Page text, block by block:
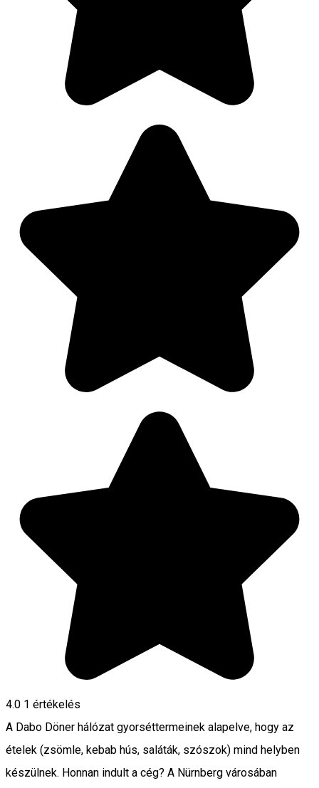
4.0 1 értékelés
A Dabo Döner hálózat gyorséttermeinek alapelve, hogy az
ételek (zsömle, kebab hús, saláták, szószok) mind helyben
készülnek. Honnan indult a cég? A Nürnberg városában